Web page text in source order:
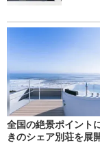
全国の絶景ポイント
きのシェア別荘を展